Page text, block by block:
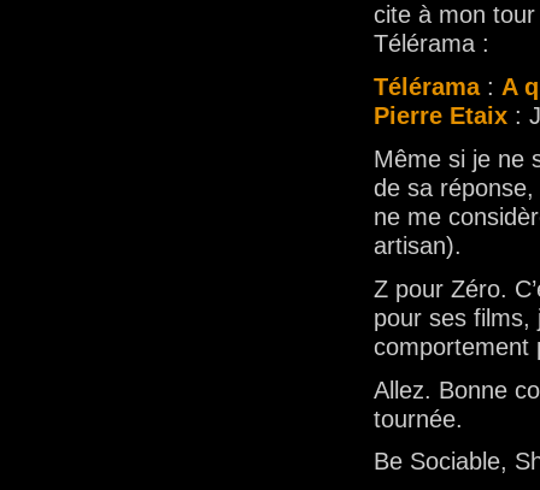
cite à mon
Télérama :
Télérama: A
Pierre Etaix :
Même si je ne
de sa réponse,
ne me
artisan).
Z pour Zéro.
pour ses
comportement
Allez. Bonne
tournée.
Be Sociable,